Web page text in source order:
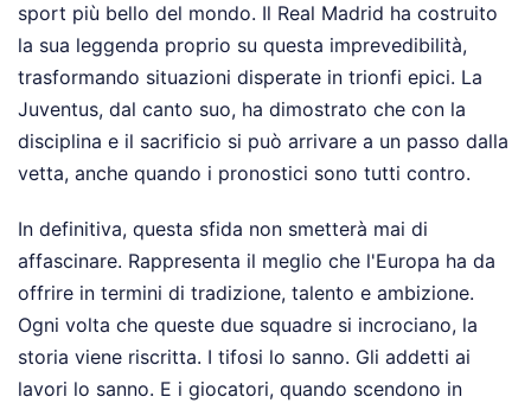
sport più bello del mondo. Il Real Madrid ha costruito
la sua leggenda proprio su questa imprevedibilità,
trasformando situazioni disperate in trionfi epici. La
Juventus, dal canto suo, ha dimostrato che con la
disciplina e il sacrificio si può arrivare a un passo dalla
vetta, anche quando i pronostici sono tutti contro.
In definitiva, questa sfida non smetterà mai di
affascinare. Rappresenta il meglio che l'Europa ha da
offrire in termini di tradizione, talento e ambizione.
Ogni volta che queste due squadre si incrociano, la
storia viene riscritta. I tifosi lo sanno. Gli addetti ai
lavori lo sanno. E i giocatori, quando scendono in